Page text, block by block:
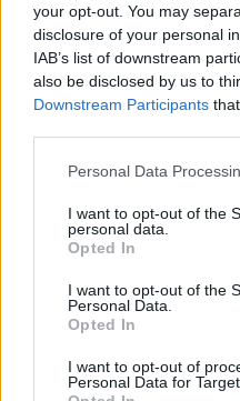
your opt-out. You may
disclosure of your personal
IAB’s list of downstream
also be disclosed by us to
Downstream Participants
Please note that this
not limited to your visit or
grant or deny consent to
use your data for below
consent section.
Personal Data
I want to opt-out of the
personal data.
Opted In
I want to opt-out of the
Personal Data.
Opted In
I want to opt-out of
Personal Data for
palkansaajille hoituu
verottajan vaatimat
www.yrityspalvelupioneeri.fi
Suomi
Ruotsi
Yhtiökoko